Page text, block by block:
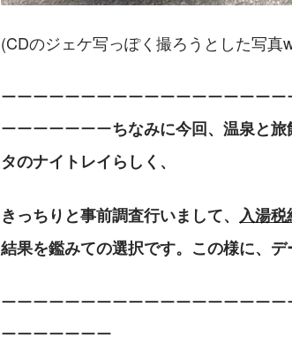
(CDのジェケ写っぽく撮ろうとした写真
ーーーーーーーーーーーーーーーーー
ーーーーーーーちなみに今回、温泉と
タのナイトレイらしく、
きっちりと事前調査行いまして、 入湯税
結果を鑑みての選択です。この様に、
ーーーーーーーーーーーーーーーーー
ーーーーーーー